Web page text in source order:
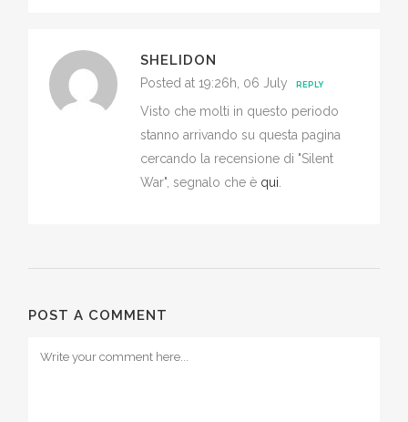
SHELIDON
Posted at 19:26h, 06 July REPLY
Visto che molti in questo periodo
stanno arrivando su questa pagina
cercando la recensione di "Silent
War", segnalo che è qui.
POST A COMMENT